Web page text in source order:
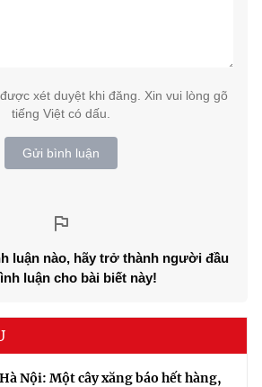
xét duyệt khi đăng. Xin vui lòng gõ
tiếng Việt có dấu.
Gửi bình luận
luận nào, hãy trở thành người đầu
luận cho bài biết này!
Hà Nội: Một cây xăng báo hết hàng,